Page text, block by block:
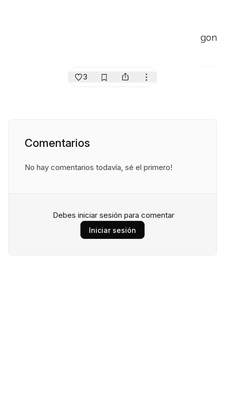
gon
3
Comentarios
No hay comentarios todavía, sé el primero!
Debes iniciar sesión para comentar
Iniciar sesión